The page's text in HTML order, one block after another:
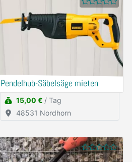
Pendelhub-Säbelsäge mieten
15,00 € / Tag
48531 Nordhorn